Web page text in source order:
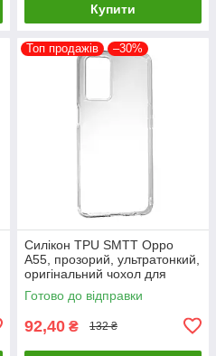
Купити
Топ продажів –30%
Силікон TPU SMTT Oppo
A55, прозорий, ультратонкий,
оригінальний чохол для
захисту смартфона
Готово до відправки
92,40 ₴ 132 ₴